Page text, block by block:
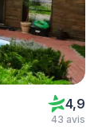
4,9
43 avis